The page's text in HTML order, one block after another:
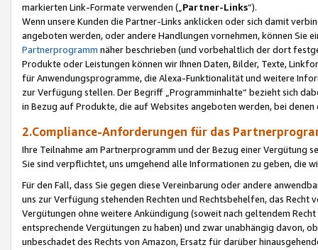
markierten Link-Formate verwenden („ Partner-Links“).
Wenn unsere Kunden die Partner-Links anklicken oder sich damit
angeboten werden, oder andere Handlungen vornehmen, können Sie
Partnerprogramm näher beschrieben (und vorbehaltlich der dort
Produkte oder Leistungen können wir Ihnen Daten, Bilder, Texte,
für Anwendungsprogramme, die Alexa-Funktionalität und weitere
zur Verfügung stellen. Der Begriff „Programminhalte“ bezieht sich
in Bezug auf Produkte, die auf Websites angeboten werden, bei
2.Compliance-Anforderungen für das
Ihre Teilnahme am Partnerprogramm und der Bezug einer Vergütung
Sie sind verpflichtet, uns umgehend alle Informationen zu geben, die
Für den Fall, dass Sie gegen diese Vereinbarung oder andere
uns zur Verfügung stehenden Rechten und Rechtsbehelfen, das
Vergütungen ohne weitere Ankündigung (soweit nach geltendem
entsprechende Vergütungen zu haben) und zwar unabhängig davon,
unbeschadet des Rechts von Amazon, Ersatz für darüber